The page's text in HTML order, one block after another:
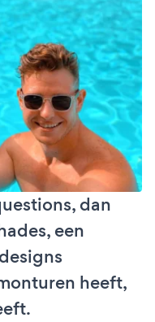
dan
een
heeft,